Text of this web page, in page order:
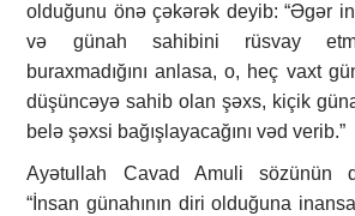
olduğunu önə çəkərək deyib: “Əgər
və günah sahibini rüsvay
buraxmadığını anlasa, o, heç vaxt
düşüncəyə sahib olan şəxs, kiçik
belə şəxsi bağışlayacağını vəd verib.”
Ayətullah Cavad Amuli sözünün
“İnsan günahının diri olduğuna